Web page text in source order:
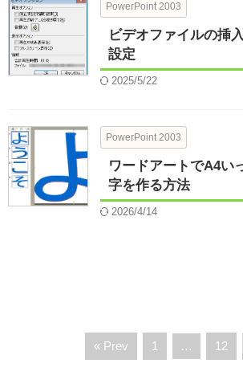
PowerPoint 2003
ビデオファイルの挿
設定
2025/5/22
PowerPoint 2003
ワードアートでA4い
字を作る方法
2026/4/14
« Prev 1 … 12